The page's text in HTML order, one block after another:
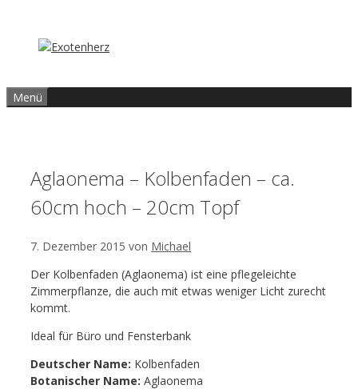
springen
Menü
Aglaonema – Kolbenfaden – ca.
60cm hoch – 20cm Topf
7. Dezember 2015 von Michael
Der Kolbenfaden (Aglaonema) ist eine pflegeleichte
Zimmerpflanze, die auch mit etwas weniger Licht zurecht
kommt.
Ideal für Büro und Fensterbank
Deutscher Name: Kolbenfaden
Botanischer Name: Aglaonema